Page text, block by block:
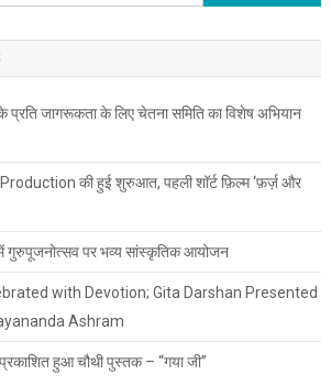
के प्रति जागरूकता के लिए चेतना समिति का विशेष अभियान
की हुई शुरुआत, पहली शॉर्ट फ़िल्म ‘फ़र्ज़ और
में गुरुपूजनोत्सव पर भव्य सांस्कृतिक आयोजन
with Devotion; Gita Darshan Presented
Ashram
प्रकाशित हुआ चौथी पुस्तक – “गया जी”